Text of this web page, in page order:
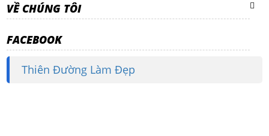
VỀ CHÚNG TÔI
FACEBOOK
Thiên Đường Làm Đẹp